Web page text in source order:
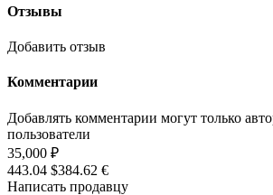
Отзывы
Добавить отзыв
Комментарии
Добавлять комментарии могут только
пользователи
35,000 ₽
443.04 $384.62 €
Написать продавцу